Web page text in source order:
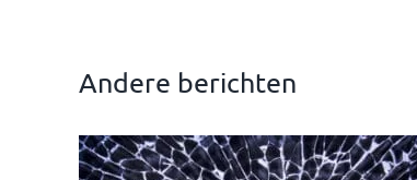
Andere berichten